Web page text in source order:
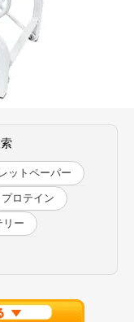
ットペーパー
プロテイン
リー